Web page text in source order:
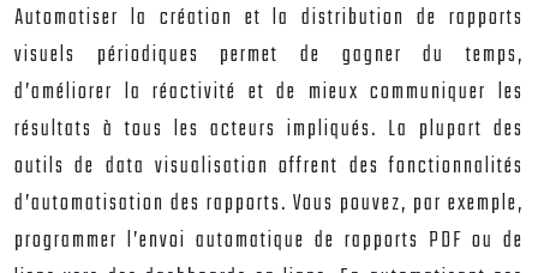
Automatiser la création et la distribution de rapports
visuels périodiques permet de gagner du temps,
d’améliorer la réactivité et de mieux communiquer les
résultats à tous les acteurs impliqués. La plupart des
outils de data visualisation offrent des fonctionnalités
d’automatisation des rapports. Vous pouvez, par exemple,
programmer l’envoi automatique de rapports PDF ou de